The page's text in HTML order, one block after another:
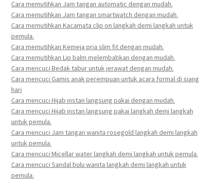
Cara memutihkan Jam tangan automatic dengan mudah.
Cara memutihkan Jam tangan smartwatch dengan mudah.
Cara memutihkan Kacamata clip on langkah demi langkah untuk
pemula.
Cara memutihkan Kemeja pria slim fit dengan mudah.
Cara memutihkan Lip balm melembabkan dengan mudah.
Cara mencuci Bedak tabur untuk jerawat dengan mudah.
Cara mencuci Gamis anak perempuan untuk acara formal di siang
hari
Cara mencuci Hijab instan langsung pakai dengan mudah.
Cara mencuci Hijab instan langsung pakai langkah demi langkah
untuk pemula.
Cara mencuci Jam tangan wanita rosegold langkah demi langkah
untuk pemula.
Cara mencuci Micellar water langkah demi langkah untuk pemula.
Cara mencuci Sandal bulu wanita langkah demi langkah untuk
pemula.